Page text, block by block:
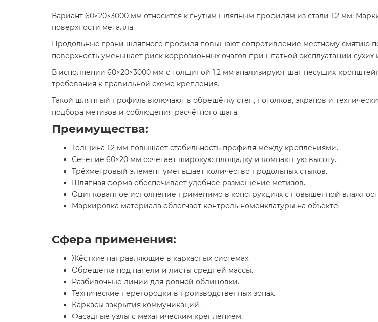
Вариант 60×20×3000 мм относится к гнутым шляпным профилям из стали 1,2 мм.
поверхности металла.
Продольные грани шляпного профиля повышают сопротивление местному смятию
поверхность уменьшает риск коррозионных очагов при штатной эксплуатации сухих
В исполнении 60×20×3000 мм с толщиной 1,2 мм анализируют шаг несущих
требования к правильной схеме крепления.
Такой шляпный профиль включают в обрешётку стен, потолков, экранов и
подбора метизов и соблюдения расчётного шага.
Преимущества:
Толщина 1,2 мм повышает стабильность профиля между креплениями.
Сечение 60×20 мм сочетает широкую площадку и компактную высоту.
Трёхметровый элемент уменьшает количество продольных стыков.
Шляпная форма обеспечивает удобное размещение метизов.
Оцинкованное исполнение применимо в конструкциях с повышенной
Маркировка материала облегчает контроль номенклатуры на объекте.
Сфера применения:
Жёсткие направляющие в каркасных системах.
Обрешётка под панели и листы средней массы.
Разбивочные линии для ровной облицовки.
Технические перегородки в производственных зонах.
Каркасы закрытия коммуникаций.
Фасадные узлы с механическим креплением.